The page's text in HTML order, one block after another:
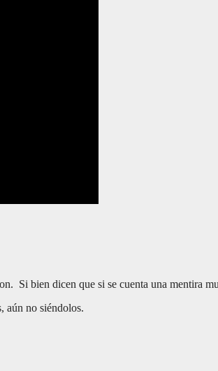
Si bien dicen que si se cuenta una mentira
aún no siéndolos.